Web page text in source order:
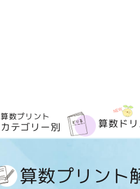
算数プリント
カテゴリー別 算数ド
算数プリント